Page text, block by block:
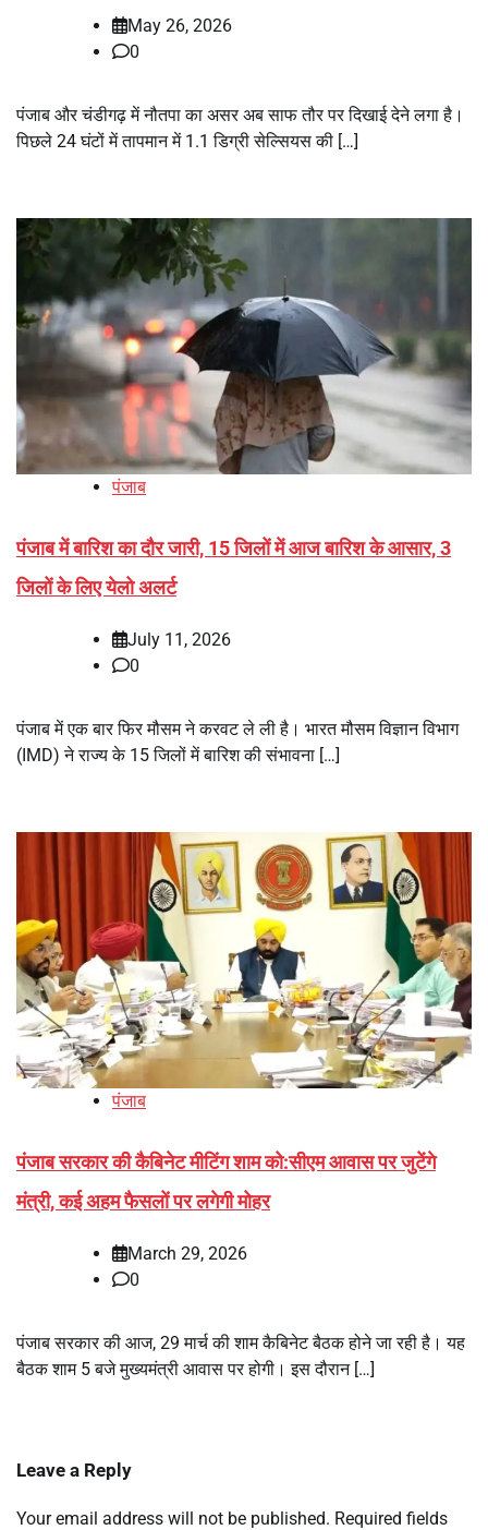
May 26, 2026
0
पंजाब और चंडीगढ़ में नौतपा का असर अब साफ तौर पर दिखाई देने लगा है।
पिछले 24 घंटों में तापमान में 1.1 डिग्री सेल्सियस की […]
पंजाब
पंजाब में बारिश का दौर जारी, 15 जिलों में आज बारिश के आसार, 3
जिलों के लिए येलो अलर्ट
July 11, 2026
0
पंजाब में एक बार फिर मौसम ने करवट ले ली है। भारत मौसम विज्ञान विभाग
(IMD) ने राज्य के 15 जिलों में बारिश की संभावना […]
पंजाब
पंजाब सरकार की कैबिनेट मीटिंग शाम को:सीएम आवास पर जुटेंगे
मंत्री, कई अहम फैसलों पर लगेगी मोहर
March 29, 2026
0
पंजाब सरकार की आज, 29 मार्च की शाम कैबिनेट बैठक होने जा रही है। यह
बैठक शाम 5 बजे मुख्यमंत्री आवास पर होगी। इस दौरान […]
Leave a Reply
Your email address will not be published. Required fields